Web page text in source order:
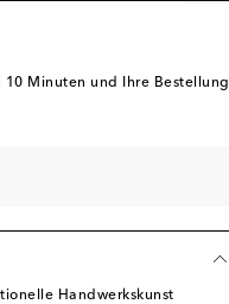
10 Minuten und Ihre Bestellung
Handwerkskunst